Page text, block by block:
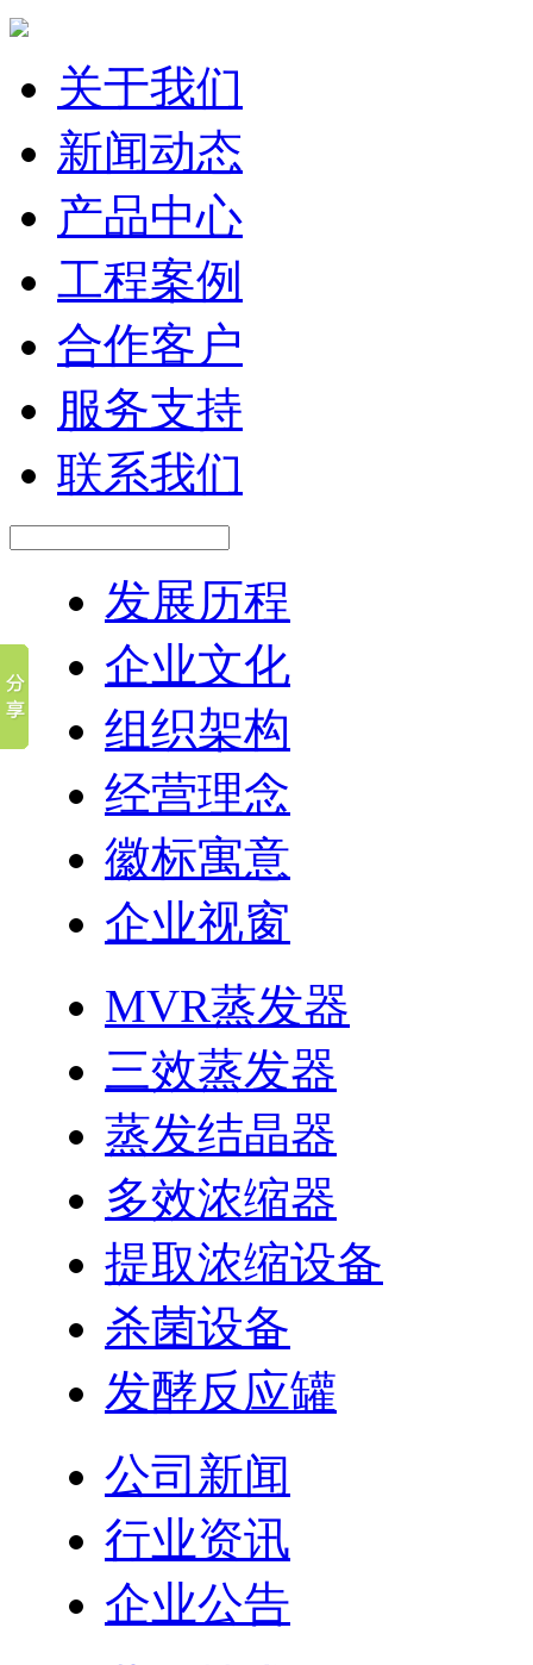
关于我们
新闻动态
产品中心
工程案例
合作客户
服务支持
联系我们
发展历程
企业文化
组织架构
经营理念
徽标寓意
企业视窗
MVR蒸发器
三效蒸发器
蒸发结晶器
多效浓缩器
提取浓缩设备
杀菌设备
发酵反应罐
公司新闻
行业资讯
企业公告